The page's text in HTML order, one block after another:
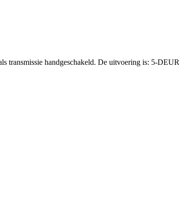
transmissie handgeschakeld. De uitvoering is: 5-